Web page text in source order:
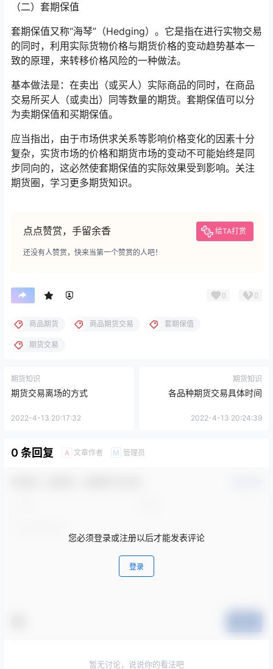
（二）套期保值
套期保值又称“海琴”（Hedging）。它是指在进行实物交易
的同时，利用实际货物价格与期货价格的变动趋势基本一
致的原理，来转移价格风险的一种做法。
基本做法是：在卖出（或买人）实际商品的同时，在商品
交易所买人（或卖出）同等数量的期货。套期保值可以分
为卖期保值和买期保值。
应当指出，由于市场供求关系等影响价格变化的因素十分
复杂，实货市场的价格和期货市场的变动不可能始终是同
步同向的，这必然使套期保值的实际效果受到影响。关注
期货圈，学习更多期货知识。
点点赞赏，手留余香 给TA打赏
还没有人赞赏，快来当第一个赞赏的人吧！
0 0
商品期货 商品期货交易 套期保值
期货交易
期货知识
期货交易离场的方式
2022-4-13 20:17:32
期货知识
各品种期货交易具体时间
2022-4-13 20:24:39
0 条回复 A 文章作者 M 管理员
您必须登录或注册以后才能发表评论
登录
暂无讨论，说说你的看法吧